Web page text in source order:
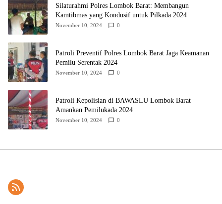
Silaturahmi Polres Lombok Barat: Membangun
Kamtibmas yang Kondusif untuk Pilkada 2024
November 10, 2024 0
Patroli Preventif Polres Lombok Barat Jaga Keamanan
Pemilu Serentak 2024
November 10, 2024 0
Patroli Kepolisian di BAWASLU Lombok Barat
Amankan Pemilukada 2024
November 10, 2024 0